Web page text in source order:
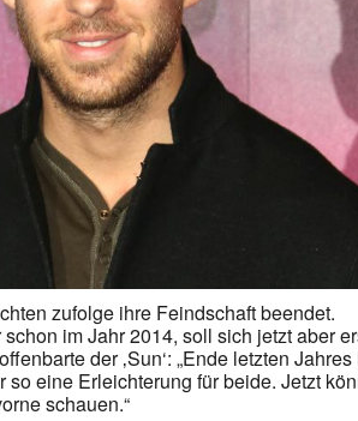
zufolge ihre Feindschaft beendet.
im Jahr 2014, soll sich jetzt aber
der ‚Sun‘: „Ende letzten
eine Erleichterung für beide. Jetzt
schauen.“